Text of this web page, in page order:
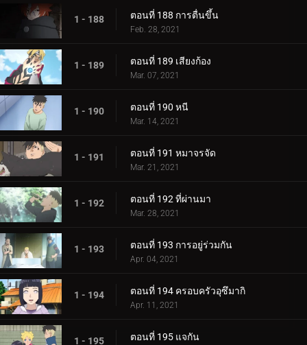
1 - 188 ตอนที่ 188 การตื่นขึ้น
Feb. 28, 2021
1 - 189 ตอนที่ 189 เสียงก้อง
Mar. 07, 2021
1 - 190 ตอนที่ 190 หนี
Mar. 14, 2021
1 - 191 ตอนที่ 191 หมาจรจัด
Mar. 21, 2021
1 - 192 ตอนที่ 192 ที่ผ่านมา
Mar. 28, 2021
1 - 193 ตอนที่ 193 การอยู่ร่วมกัน
Apr. 04, 2021
1 - 194 ตอนที่ 194 ครอบครัวอุซึมากิ
Apr. 11, 2021
1 - 195 ตอนที่ 195 แจกัน